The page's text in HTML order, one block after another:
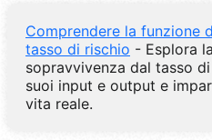
Comprendere la funzione
tasso di rischio - Esplora
sopravvivenza dal tasso
suoi input e output e
vita reale.